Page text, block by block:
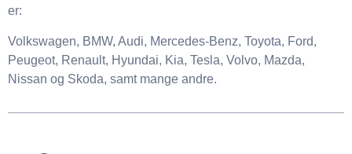
er:
Volkswagen, BMW, Audi, Mercedes-Benz, Toyota, Ford,
Peugeot, Renault, Hyundai, Kia, Tesla, Volvo, Mazda,
Nissan og Skoda, samt mange andre.